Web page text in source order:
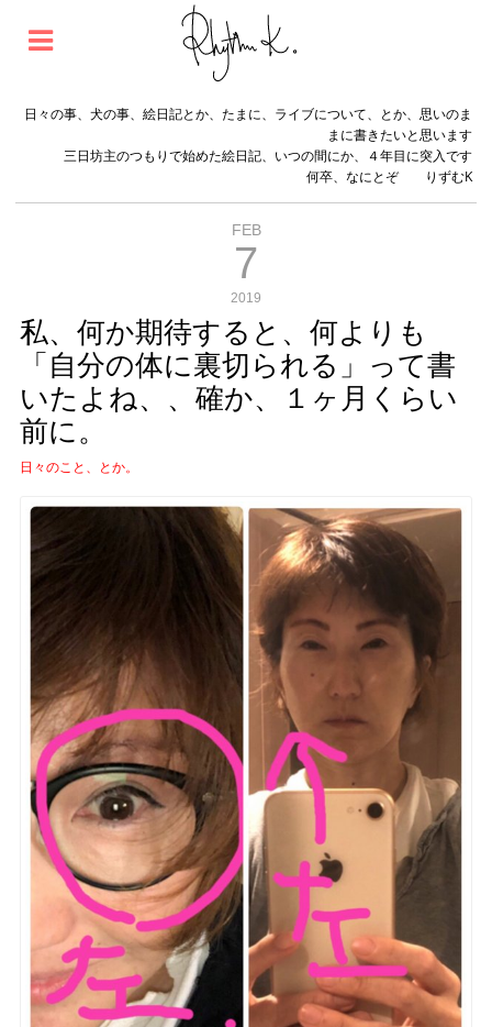
日々の事、犬の事、絵日記とか、たまに、ライブについて、とか、思いのま
まに書きたいと思います
三日坊主のつもりで始めた絵日記、いつの間にか、４年目に突入です
何卒、なにとぞ りずむK
FEB
7
2019
私、何か期待すると、何よりも
「自分の体に裏切られる」って書
いたよね、、確か、１ヶ月くらい
前に。
日々のこと、とか。